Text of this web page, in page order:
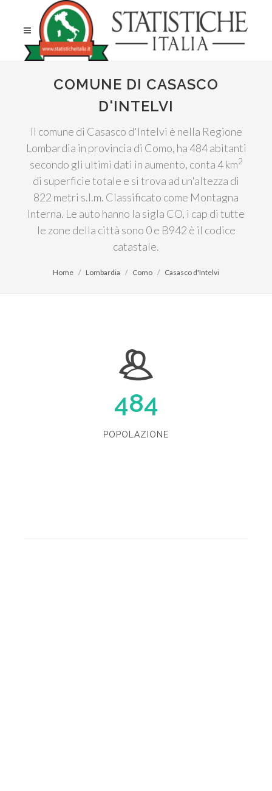
COMUNE DI CASASCO
D'INTELVI
Il comune di Casasco d'Intelvi è nella Regione
Lombardia in provincia di Como, ha 484 abitanti
secondo gli ultimi dati in aumento, conta 4 km2
di superficie totale e si trova ad un'altezza di
822 metri s.l.m. Classificato come Montagna
Interna. Le auto hanno la sigla CO, i cap di tutte
le zone della città sono 0 e B942 è il codice
catastale.
Home Lombardia Como Casasco d'Intelvi
484
POPOLAZIONE